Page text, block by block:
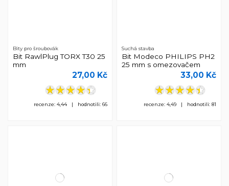
Bity pro šroubovák
Bit RawlPlug TORX T30 25
mm
27,00 Kč
recenze: 4,44 | hodnotili: 66
Suchá stavba
Bit Modeco PHILIPS PH2
25 mm s omezovačem
33,00 Kč
recenze: 4,49 | hodnotili: 81